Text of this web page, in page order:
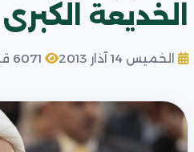
الخديعة
الخميس 14 آذار 2013